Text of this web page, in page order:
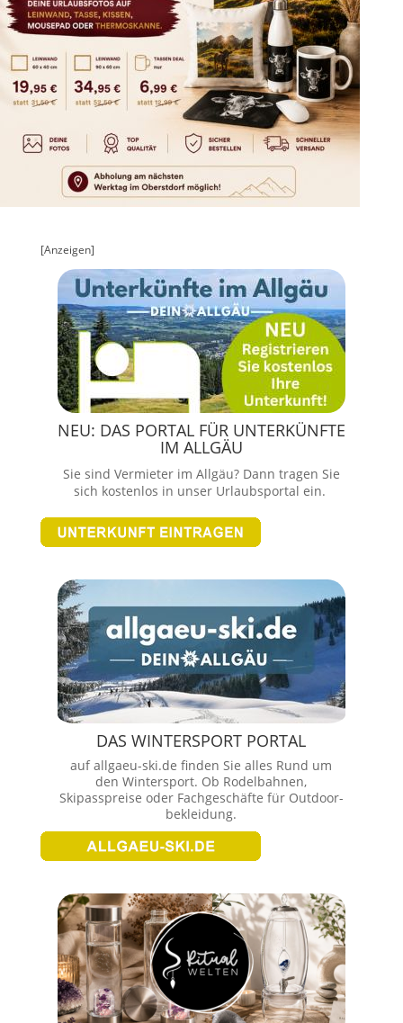
[Anzeigen]
NEU: DAS PORTAL FÜR UNTERKÜNFTE
IM ALLGÄU
Sie sind Vermieter im Allgäu? Dann tragen Sie
sich kostenlos in unser Urlaubsportal ein.
DAS WINTERSPORT PORTAL
auf allgaeu-ski.de finden Sie alles Rund um
den Wintersport. Ob Rodelbahnen,
Skipasspreise oder Fachgeschäfte für Outdoor-
bekleidung.